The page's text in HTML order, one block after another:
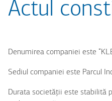
Actul
Denumirea companiei este
Sediul companiei este Parcul
Durata societății este stabilită